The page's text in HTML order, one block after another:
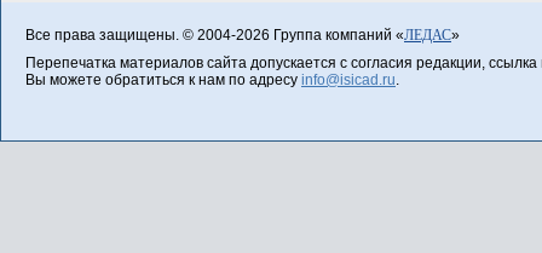
Все права защищены. © 2004-2026 Группа компаний «ЛЕДАС»
Перепечатка материалов сайта допускается с согласия редакции,
Вы можете обратиться к нам по адресу info@isicad.ru.